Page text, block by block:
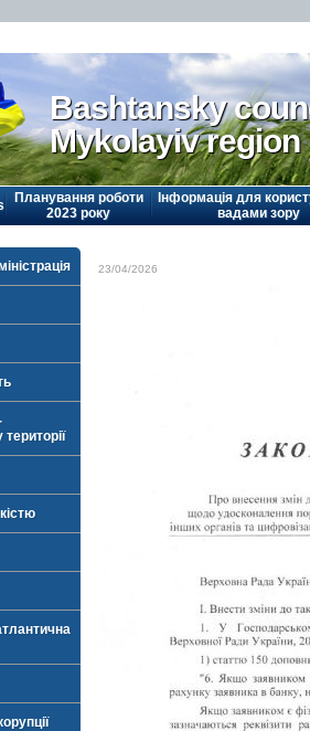
Bashtansky
Mykolayiv region
Планування роботи
2023 року
Інформація для
вадами зору
23/04/2026